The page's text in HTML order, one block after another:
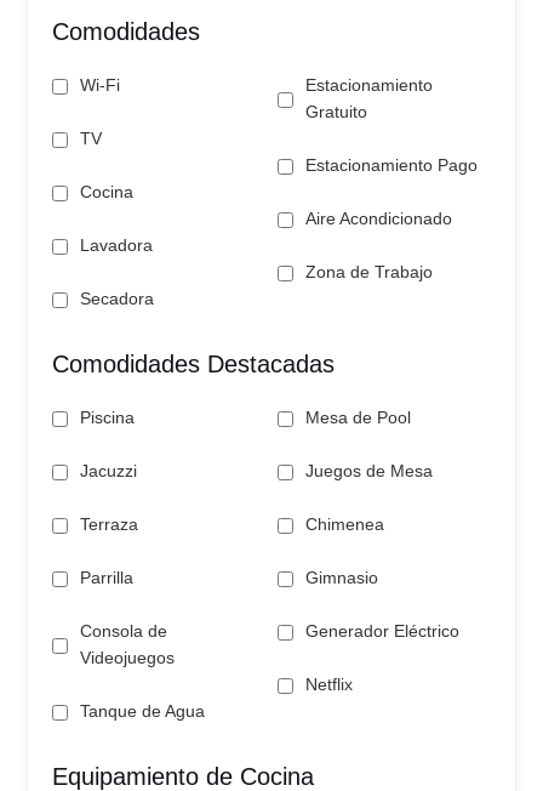
Comodidades
Wi-Fi
TV
Cocina
Lavadora
Secadora
Estacionamiento
Gratuito
Estacionamiento Pago
Aire Acondicionado
Zona de Trabajo
Comodidades Destacadas
Piscina
Jacuzzi
Terraza
Parrilla
Consola de
Videojuegos
Tanque de Agua
Mesa de Pool
Juegos de Mesa
Chimenea
Gimnasio
Generador Eléctrico
Netflix
Equipamiento de Cocina